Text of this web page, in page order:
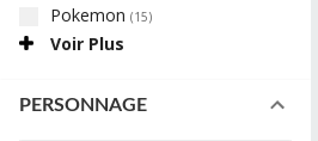
Pokemon (15)
Voir Plus
PERSONNAGE